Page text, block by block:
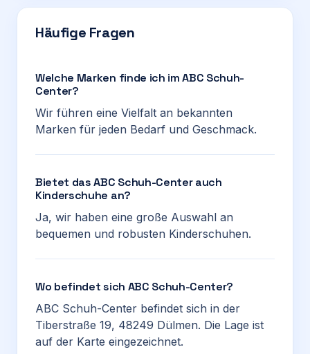
Häufige Fragen
Welche Marken finde ich im ABC Schuh-
Center?
Wir führen eine Vielfalt an bekannten
Marken für jeden Bedarf und Geschmack.
Bietet das ABC Schuh-Center auch
Kinderschuhe an?
Ja, wir haben eine große Auswahl an
bequemen und robusten Kinderschuhen.
Wo befindet sich ABC Schuh-Center?
ABC Schuh-Center befindet sich in der
Tiberstraße 19, 48249 Dülmen. Die Lage ist
auf der Karte eingezeichnet.